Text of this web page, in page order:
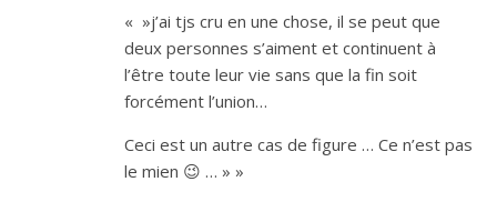
« »j’ai tjs cru en une chose, il se peut que
deux personnes s’aiment et continuent à
l’être toute leur vie sans que la fin soit
forcément l’union…
Ceci est un autre cas de figure … Ce n’est pas
le mien 😉 … » »